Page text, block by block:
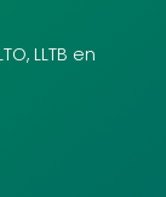
LLTB en